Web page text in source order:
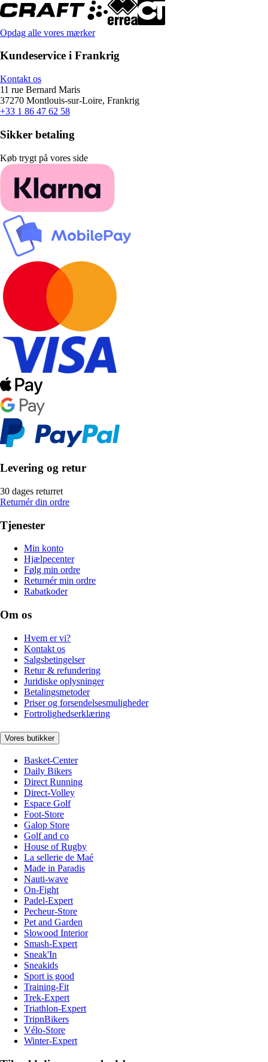
Opdag alle vores mærker
Kundeservice i Frankrig
Kontakt os
11 rue Bernard Maris
37270 Montlouis-sur-Loire, Frankrig
+33 1 86 47 62 58
Sikker betaling
Køb trygt på vores side
Levering og retur
30 dages returret
Returnér din ordre
Tjenester
Min konto
Hjælpecenter
Følg min ordre
Returnér min ordre
Rabatkoder
Om os
Hvem er vi?
Kontakt os
Salgsbetingelser
Retur & refundering
Juridiske oplysninger
Betalingsmetoder
Priser og forsendelsesmuligheder
Fortrolighedserklæring
Vores butikker
Basket-Center
Daily Bikers
Direct Running
Direct-Volley
Espace Golf
Foot-Store
Galop Store
Golf and co
House of Rugby
La sellerie de Maé
Made in Paradis
Nauti-wave
On-Fight
Padel-Expert
Pecheur-Store
Pet and Garden
Slowood Interior
Smash-Expert
Sneak'In
Sneakids
Sport is good
Training-Fit
Trek-Expert
Triathlon-Expert
TripnBikers
Vélo-Store
Winter-Expert